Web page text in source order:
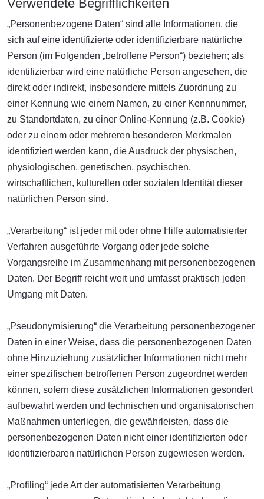
Verwendete Begrifflichkeiten
„Personenbezogene Daten“ sind alle Informationen, die
sich auf eine identifizierte oder identifizierbare natürliche
Person (im Folgenden „betroffene Person“) beziehen; als
identifizierbar wird eine natürliche Person angesehen, die
direkt oder indirekt, insbesondere mittels Zuordnung zu
einer Kennung wie einem Namen, zu einer Kennnummer,
zu Standortdaten, zu einer Online-Kennung (z.B. Cookie)
oder zu einem oder mehreren besonderen Merkmalen
identifiziert werden kann, die Ausdruck der physischen,
physiologischen, genetischen, psychischen,
wirtschaftlichen, kulturellen oder sozialen Identität dieser
natürlichen Person sind.
„Verarbeitung“ ist jeder mit oder ohne Hilfe automatisierter
Verfahren ausgeführte Vorgang oder jede solche
Vorgangsreihe im Zusammenhang mit personenbezogenen
Daten. Der Begriff reicht weit und umfasst praktisch jeden
Umgang mit Daten.
„Pseudonymisierung“ die Verarbeitung personenbezogener
Daten in einer Weise, dass die personenbezogenen Daten
ohne Hinzuziehung zusätzlicher Informationen nicht mehr
einer spezifischen betroffenen Person zugeordnet werden
können, sofern diese zusätzlichen Informationen gesondert
aufbewahrt werden und technischen und organisatorischen
Maßnahmen unterliegen, die gewährleisten, dass die
personenbezogenen Daten nicht einer identifizierten oder
identifizierbaren natürlichen Person zugewiesen werden.
„Profiling“ jede Art der automatisierten Verarbeitung